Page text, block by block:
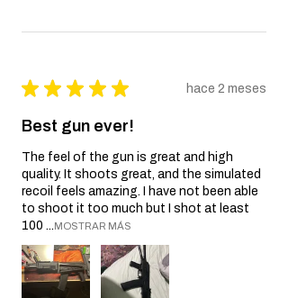
★ ★ ★ ★ ★ hace 2 meses
Best gun ever!
The feel of the gun is great and high
quality. It shoots great, and the simulated
recoil feels amazing. I have not been able
to shoot it too much but I shot at least
100 ... MOSTRAR MÁS